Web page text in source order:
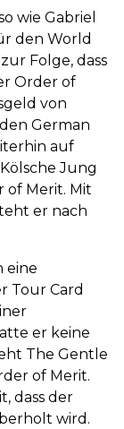
wie Gabriel
den World
Folge, dass
Order of
von
German
auf
Jung
of Merit. Mit
er nach
eine
Tour Card
er keine
The Gentle
of Merit.
dass der
wird.